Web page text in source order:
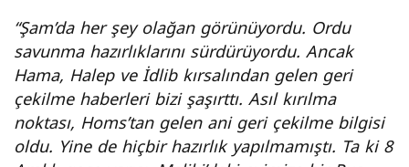
“Şam’da her şey olağan görünüyordu. Ordu
savunma hazırlıklarını sürdürüyordu. Ancak
Hama, Halep ve İdlib kırsalından gelen geri
çekilme haberleri bizi şaşırttı. Asıl kırılma
noktası, Homs’tan gelen ani geri çekilme bilgisi
oldu. Yine de hiçbir hazırlık yapılmamıştı. Ta ki 8